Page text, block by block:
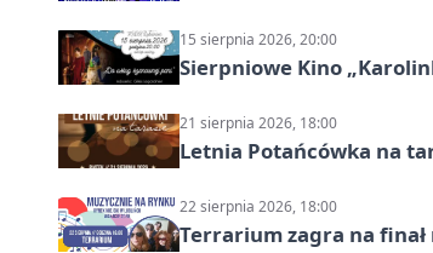
15 sierpnia 2026, 20:00
Sierpniowe Kino
21 sierpnia 2026, 18:00
Letnia Potańcówka na
22 sierpnia 2026, 18:00
Terrarium zagra na